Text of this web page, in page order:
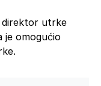
direktor utrke
je omogućio